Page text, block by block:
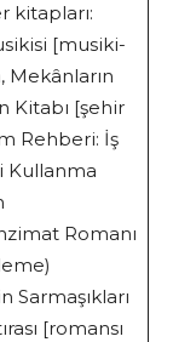
kitapları:
[musiki-
Mekânların
Kitabı [şehir
Rehberi: İş
Kullanma
Romanı
Sarmaşıkları
[romansı